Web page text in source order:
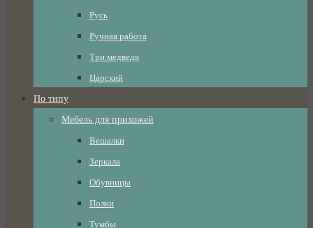
Русь
Ручная работа
Три медведя
Царский
По типу
Мебель для прихожей
Вешалки
Зеркала
Обувницы
Полки
Тумбы